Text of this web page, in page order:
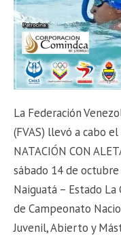
La Federación
(FVAS) llevó a cabo el
NATACIÓN CON
sábado 14 de
Naiguatá – Estado
de Campeonato
Juvenil, Abierto y